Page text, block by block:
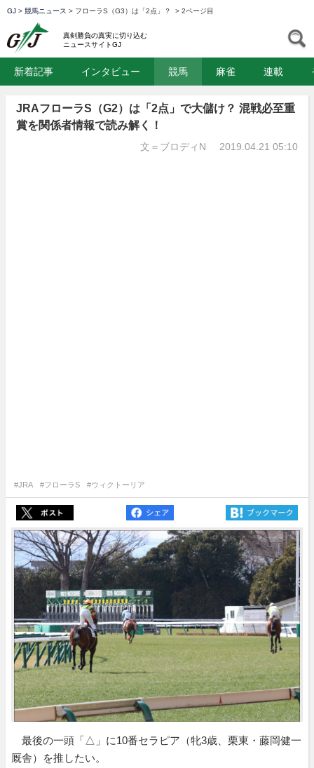
GJ > 競馬ニュース > フローラS（G3）は「2点」？ > 2ページ目
真剣勝負の真実に切り込む
ニュースサイトGJ
新着記事 インタビュー 競馬 麻雀 連載
JRAフローラS（G2）は「2点」で大儲け？ 混戦必至重
賞を関係者情報で読み解く！
文＝ブロディN 2019.04.21 05:10
#JRA #フローラS #ウィクトーリア
最後の一頭「△」に10番セラピア（牝3歳、栗東・藤岡健一
厩舎）を推したい。